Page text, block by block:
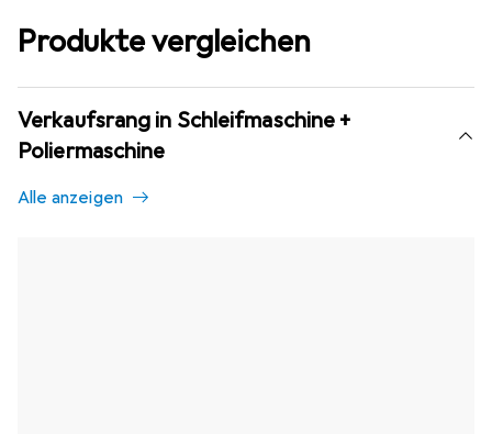
Produkte vergleichen
Verkaufsrang in Schleifmaschine +
Poliermaschine
Alle anzeigen